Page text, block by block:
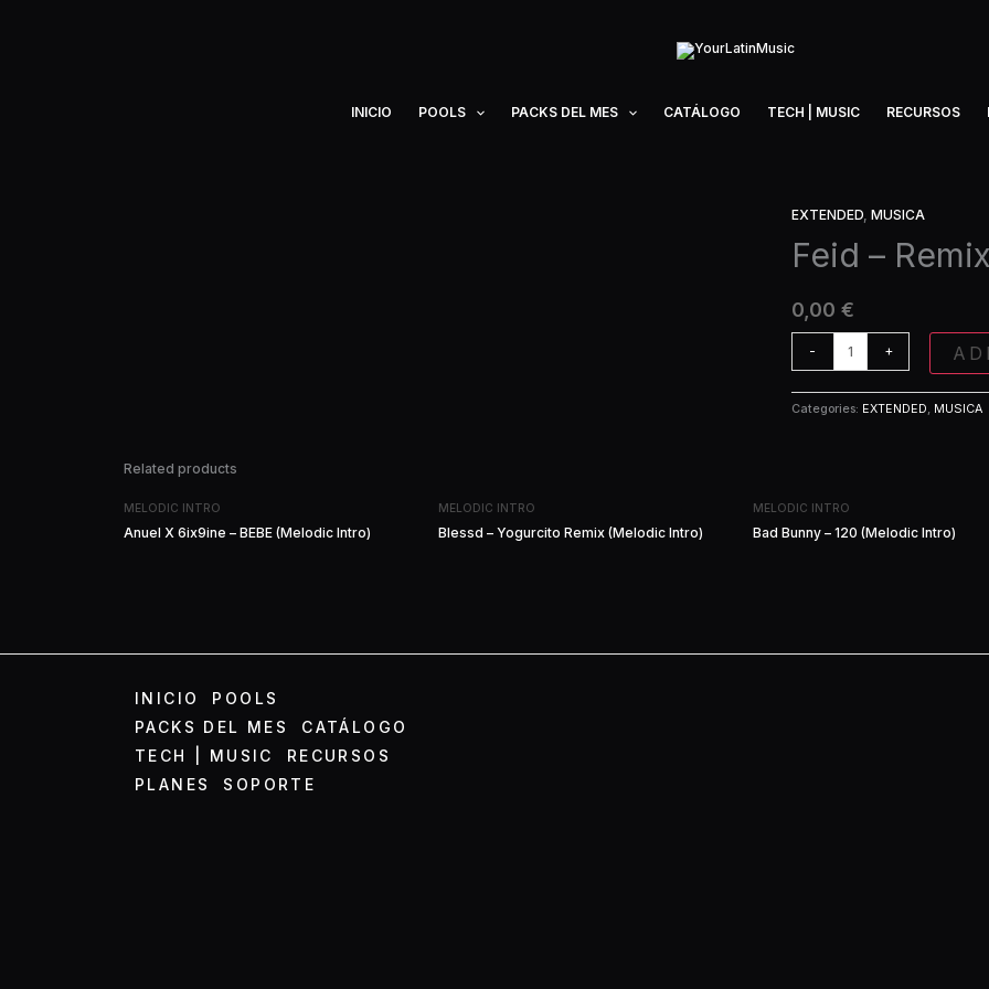
INICIO POOLS PACKS DEL MES CATÁLOGO TECH | MUSIC RECURSOS
EXTENDED, MUSICA
Feid –
0,00 €
-
Feid
-
Remix
(Extended)
+
Categories: EXTENDED, MUSICA
Related products
MELODIC INTRO
Anuel X 6ix9ine – BEBE (Melodic Intro)
MELODIC INTRO
Blessd – Yogurcito Remix (Melodic Intro)
MELODIC INTRO
Bad Bunny – 120 (Melodic Intro)
INICIO
POOLS
PACKS DEL MES
CATÁLOGO
TECH | MUSIC
RECURSOS
PLANES
SOPORTE